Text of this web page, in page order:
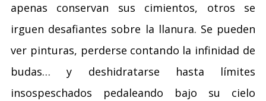
apenas conservan sus cimientos, otros se
irguen desafiantes sobre la llanura. Se pueden
ver pinturas, perderse contando la infinidad de
budas… y deshidratarse hasta límites
insospeschados pedaleando bajo su cielo